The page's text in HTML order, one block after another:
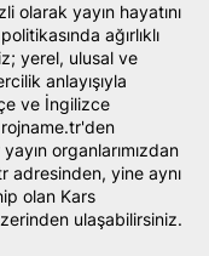
olarak yayın hayatını
ağırlıklı
yerel, ulusal ve
anlayışıyla
ve İngilizce
rojname.tr'den
organlarımızdan
adresinden, yine aynı
olan Kars
ulaşabilirsiniz.